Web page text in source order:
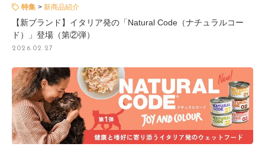
特集 新商品紹介
【新ブランド】イタリア発の「Natural Code（ナチュラルコー
ド）」登場（第②弾）
2026.02.27